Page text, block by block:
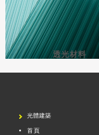
透光材料
光體建築
首頁